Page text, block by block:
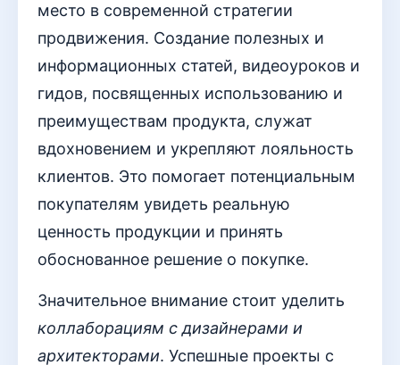
место в современной стратегии
продвижения. Создание полезных и
информационных статей, видеоуроков и
гидов, посвященных использованию и
преимуществам продукта, служат
вдохновением и укрепляют лояльность
клиентов. Это помогает потенциальным
покупателям увидеть реальную
ценность продукции и принять
обоснованное решение о покупке.
Значительное внимание стоит уделить
коллаборациям с дизайнерами и
архитекторами. Успешные проекты с